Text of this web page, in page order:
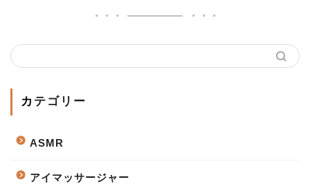
カテゴリー
ASMR
アイマッサージャー